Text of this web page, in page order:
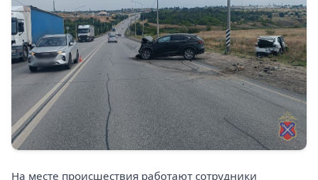
На месте происшествия работают сотрудники